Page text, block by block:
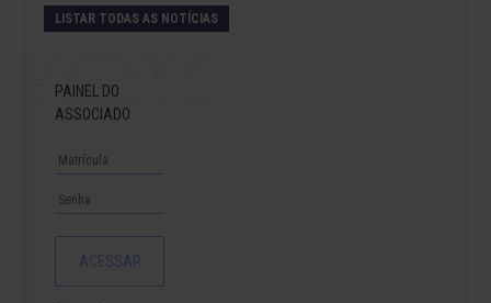
LISTAR TODAS AS NOTÍCIAS
PAINEL DO
ASSOCIADO